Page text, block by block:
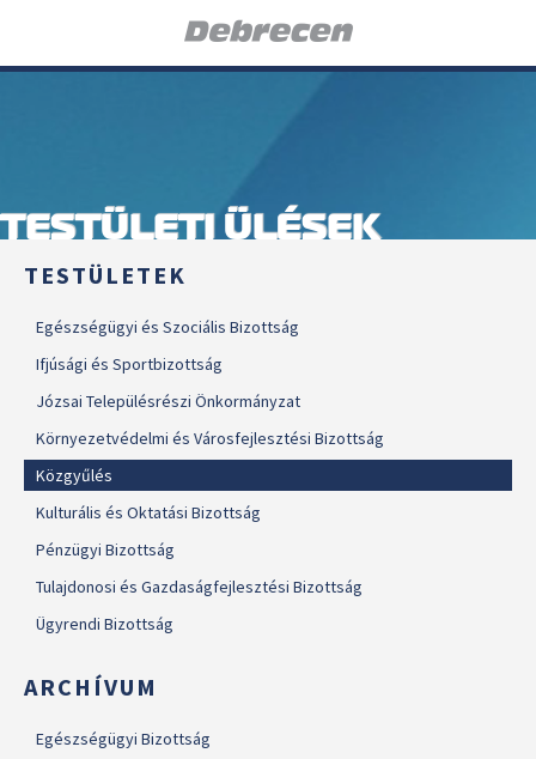
TESTÜLETI ÜLÉSEK
TESTÜLETEK
Egészségügyi és Szociális Bizottság
Ifjúsági és Sportbizottság
Józsai Településrészi Önkormányzat
Környezetvédelmi és Városfejlesztési Bizottság
Közgyűlés
Kulturális és Oktatási Bizottság
Pénzügyi Bizottság
Tulajdonosi és Gazdaságfejlesztési Bizottság
Ügyrendi Bizottság
ARCHÍVUM
Egészségügyi Bizottság